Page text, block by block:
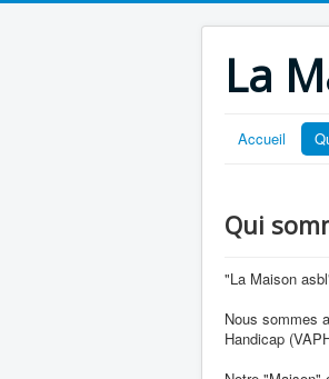
La
Accueil
Qui
"La Maison
Nous sommes
Handicap